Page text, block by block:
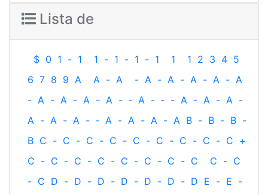
Lista de
$ 0 1 - 1 1 - 1 - 1 - 1 1 1 2 3 4 5
6 7 8 9 A A - A - A - A - A - A - A
- A - A - A - A - ‐ A - ‐ - A - A - A -
A - A - A - ‐ A - A - A - A B - B - B -
B C - C - C - C - C - C - C - C - C +
C - C - C - C - C - C - C - C C - C
- C D - D - D - D - D - D - D E - E -